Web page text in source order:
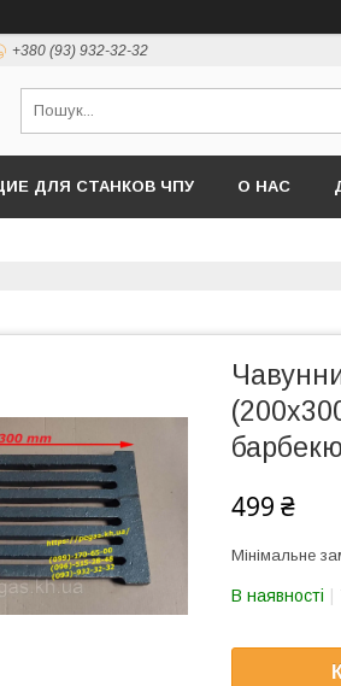
+380 (93) 932-32-32
ДЛЯ СТАНКОВ ЧПУ О НАС
499 ₴
Мінімальне
В наявності